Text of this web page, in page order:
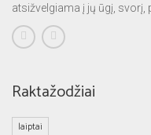
atsižvelgiama į jų ūgį, svorį,
Raktažodžiai
laiptai